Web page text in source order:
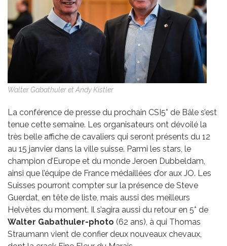
Walter Gabathuler et Andy Kistler
La conférence de presse du prochain CSI5* de Bâle s’est
tenue cette semaine. Les organisateurs ont dévoilé la
très belle affiche de cavaliers qui seront présents du 12
au 15 janvier dans la ville suisse. Parmi les stars, le
champion d’Europe et du monde Jeroen Dubbeldam,
ainsi que l’équipe de France médaillées d’or aux JO. Les
Suisses pourront compter sur la présence de Steve
Guerdat, en tête de liste, mais aussi des meilleurs
Helvètes du moment. Il s’agira aussi du retour en 5* de
Walter Gabathuler-photo (62 ans), à qui Thomas
Straumann vient de confier deux nouveaux chevaux,